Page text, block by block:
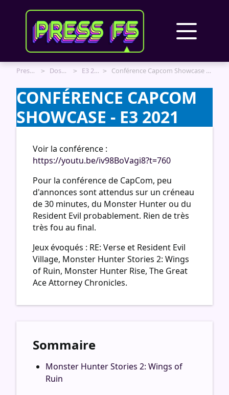
Press F5 Dossiers E3 2021 Conférence Capcom Showcase - E3 2021
CONFÉRENCE CAPCOM
SHOWCASE - E3 2021
Voir la conférence :
https://youtu.be/iv98BoVagi8?t=760
Pour la conférence de CapCom, peu
d'annonces sont attendus sur un créneau
de 30 minutes, du Monster Hunter ou du
Resident Evil probablement. Rien de très
très fou au final.
Jeux évoqués : RE: Verse et Resident Evil
Village, Monster Hunter Stories 2: Wings
of Ruin, Monster Hunter Rise, The Great
Ace Attorney Chronicles.
Sommaire
Monster Hunter Stories 2: Wings of
Ruin